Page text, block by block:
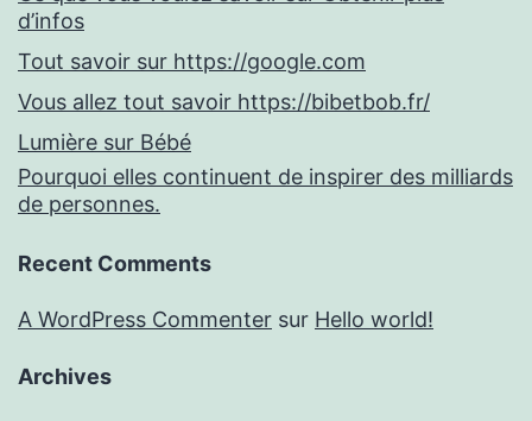
d’infos
Tout savoir sur https://google.com
Vous allez tout savoir https://bibetbob.fr/
Lumière sur Bébé
Pourquoi elles continuent de inspirer des milliards
de personnes.
Recent Comments
A WordPress Commenter sur Hello world!
Archives